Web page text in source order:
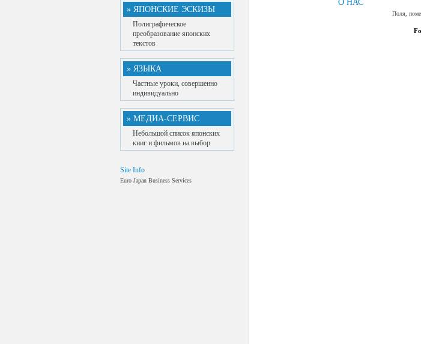
» ЯПОНСКИЕ ЭСКИЗЫ
Полиграфическое
преобразование японских
текстов
» ЯЗЫКА
Частные уроки, совершенно
индивидуально
» МЕДИА-СЕРВИС
Небольшой список японских
книг и фильмов на выбор
Site Info
Euro Japan Business Services
О НАС
Поля,